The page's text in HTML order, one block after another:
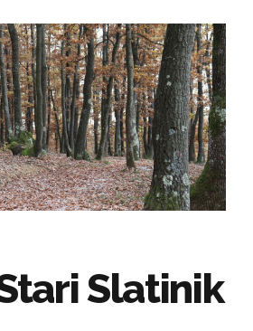
Slatinik